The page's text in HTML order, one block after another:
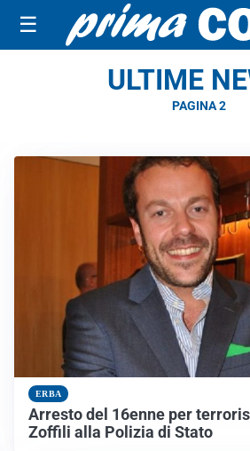
☰
ULTIME
PAGINA 2
ERBA
Arresto del 16enne per
Zoffili alla Polizia di Stato